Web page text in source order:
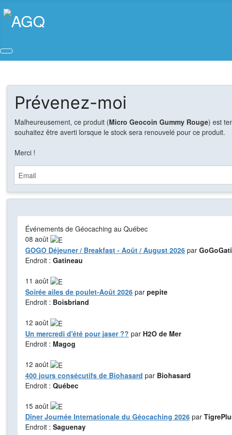
Prévenez-moi
Malheureusement, ce produit (Micro Geocoin Gummy Rouge) est
souhaitez être averti lorsque le stock sera renouvelé pour ce produit.
Merci !
Événements de Géocaching au Québec
08 août
GOGO Déjeuner / Breakfast - Août / August 2026 par
Endroit : Gatineau
11 août
Soirée ailes de poulet-Août 2026 par pepite
Endroit : Boisbriand
12 août
Un mercredi d'été pour jaser ?? par H2O de Mer
Endroit : Magog
12 août
400 jours consécutifs de Biohasard par Biohasard
Endroit : Québec
15 août
Dîner Journée Internationale du Géocaching 2026 par
Endroit : Saguenay